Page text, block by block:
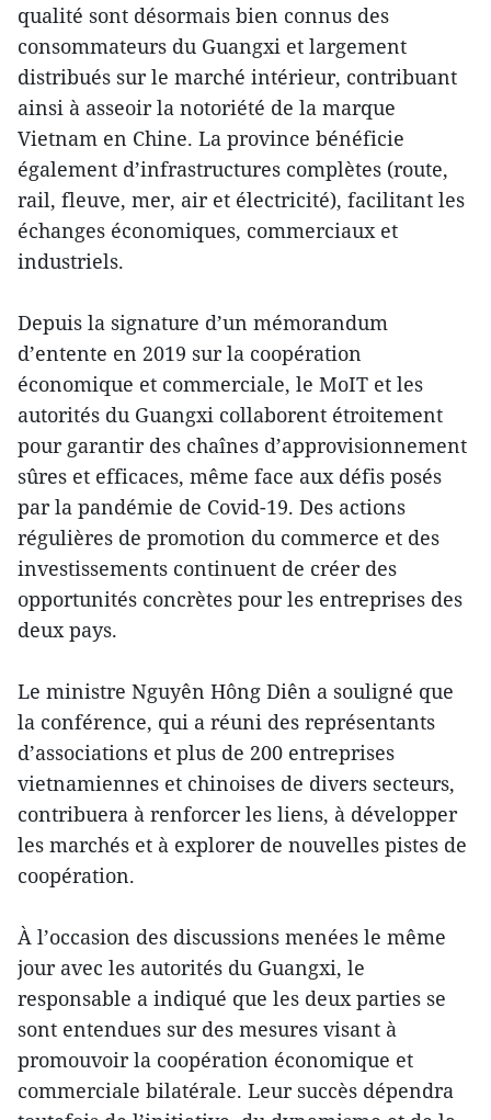
qualité sont désormais bien connus des
consommateurs du Guangxi et largement
distribués sur le marché intérieur, contribuant
ainsi à asseoir la notoriété de la marque
Vietnam en Chine. La province bénéficie
également d’infrastructures complètes (route,
rail, fleuve, mer, air et électricité), facilitant les
échanges économiques, commerciaux et
industriels.
Depuis la signature d’un mémorandum
d’entente en 2019 sur la coopération
économique et commerciale, le MoIT et les
autorités du Guangxi collaborent étroitement
pour garantir des chaînes d’approvisionnement
sûres et efficaces, même face aux défis posés
par la pandémie de Covid-19. Des actions
régulières de promotion du commerce et des
investissements continuent de créer des
opportunités concrètes pour les entreprises des
deux pays.
Le ministre Nguyên Hông Diên a souligné que
la conférence, qui a réuni des représentants
d’associations et plus de 200 entreprises
vietnamiennes et chinoises de divers secteurs,
contribuera à renforcer les liens, à développer
les marchés et à explorer de nouvelles pistes de
coopération.
À l’occasion des discussions menées le même
jour avec les autorités du Guangxi, le
responsable a indiqué que les deux parties se
sont entendues sur des mesures visant à
promouvoir la coopération économique et
commerciale bilatérale. Leur succès dépendra